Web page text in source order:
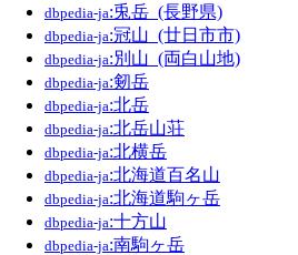
dbpedia-ja:兎岳_(長野県)
dbpedia-ja:冠山_(廿日市市)
dbpedia-ja:別山_(両白山地)
dbpedia-ja:剱岳
dbpedia-ja:北岳
dbpedia-ja:北岳山荘
dbpedia-ja:北横岳
dbpedia-ja:北海道百名山
dbpedia-ja:北海道駒ヶ岳
dbpedia-ja:十方山
dbpedia-ja:南駒ヶ岳